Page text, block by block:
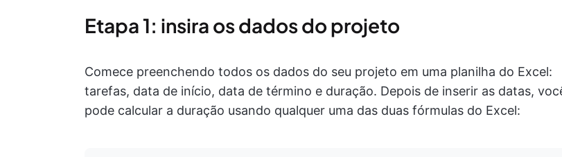
Etapa 1: insira os dados do projeto
Comece preenchendo todos os dados do seu projeto em uma planilha do Excel:
tarefas, data de início, data de término e duração. Depois de inserir as datas,
pode calcular a duração usando qualquer uma das duas fórmulas do Excel: